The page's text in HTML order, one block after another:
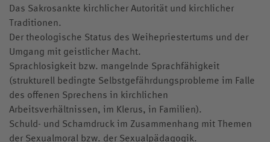
Das Sakrosankte kirchlicher Autorität und kirchlicher
Traditionen.
Der theologische Status des Weihepriestertums und der
Umgang mit geistlicher Macht.
Sprachlosigkeit bzw. mangelnde Sprachfähigkeit
(strukturell bedingte Selbstgefährdungsprobleme im Falle
des offenen Sprechens in kirchlichen
Arbeitsverhältnissen, im Klerus, in Familien).
Schuld- und Schamdruck im Zusammenhang mit Themen
der Sexualmoral bzw. der Sexualpädagogik.